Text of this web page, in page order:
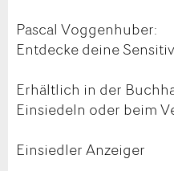
Pascal Voggenhuber:
Entdecke deine
Erhältlich in der
Einsiedeln oder beim
Einsiedler Anzeiger